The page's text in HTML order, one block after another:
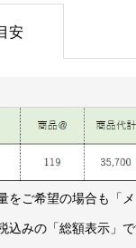
安
をご希望の場合も「
込みの「総額表示」で